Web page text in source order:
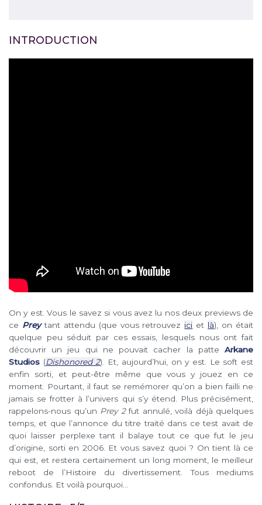
INTRODUCTION
On y est. Vous le savez si vous avez lu nos deux previews de
ce Preytant attendu (que vous retrouvez ici et là), on était
quelque peu séduit par ces essais, lesquels nous ont fait
découvrir un jeu qui ne pouvait cacher la patte Arkane
Studios (Dishonored 2). Et, aujourd’hui, on y est. Le soft est
enfin sorti, et peut-être même que vous y jouez en ce
moment. Pourtant, il faut se remémorer qu’on a bien failli ne
jamais se frotter à l’univers qui s’y étend. Plus précisément,
rappelons-nous qu’un Prey 2fut annulé, voilà déjà quelques
temps, et que l’annonce du titre traité dans ce test avait de
quoi laisser perplexe tant il balaye tout ce que fut le jeu
d’origine, sorti en 2006. Et vous savez quoi ? On tient là ce
qui est, et restera certainement un long moment, le meilleur
reboot de l’Histoire du divertissement. Tous mediums
confondus. Et voilà pourquoi…